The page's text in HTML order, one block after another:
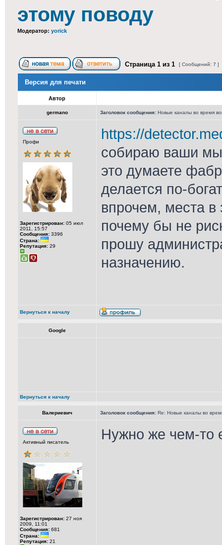
этому поводу
Модератор: yorick
Страница 1 из 1 [ Сообщений: 7 ]
Версия для печати
Автор
germano Заголовок сообщения: Новые каналы во время
Профи
Зарегистрирован: 05 июл
2011, 15:57
Сообщения: 3396
Страна:
Репутация: 29
https://
собираю ваши
это думаете
делается по-
впрочем, места
почему бы не
прошу
назначению.
Вернуться к началу
Google
Вернуться к началу
Валериевич Заголовок сообщения: Re: Новые каналы во
Активный писатель
Зарегистрирован: 27 ноя
2009, 11:01
Сообщения: 681
Страна:
Репутация: 21
Нужно же чем-то